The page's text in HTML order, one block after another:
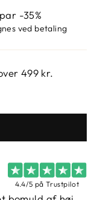
-35%
ved betaling
499 kr.
4.4/5 på Trustpilot